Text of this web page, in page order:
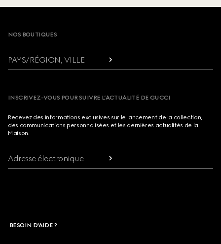
Footer
NOS BOUTIQUES
PAYS/RÉGION, VILLE
INSCRIVEZ-VOUS POUR SUIVRE L’ACTUALITÉ DE GUCCI
Recevez des informations exclusives sur le lancement de la collection,
des communications personnalisées et les dernières actualités de la
Maison.
Adresse électronique
BESOIN D'AIDE ?